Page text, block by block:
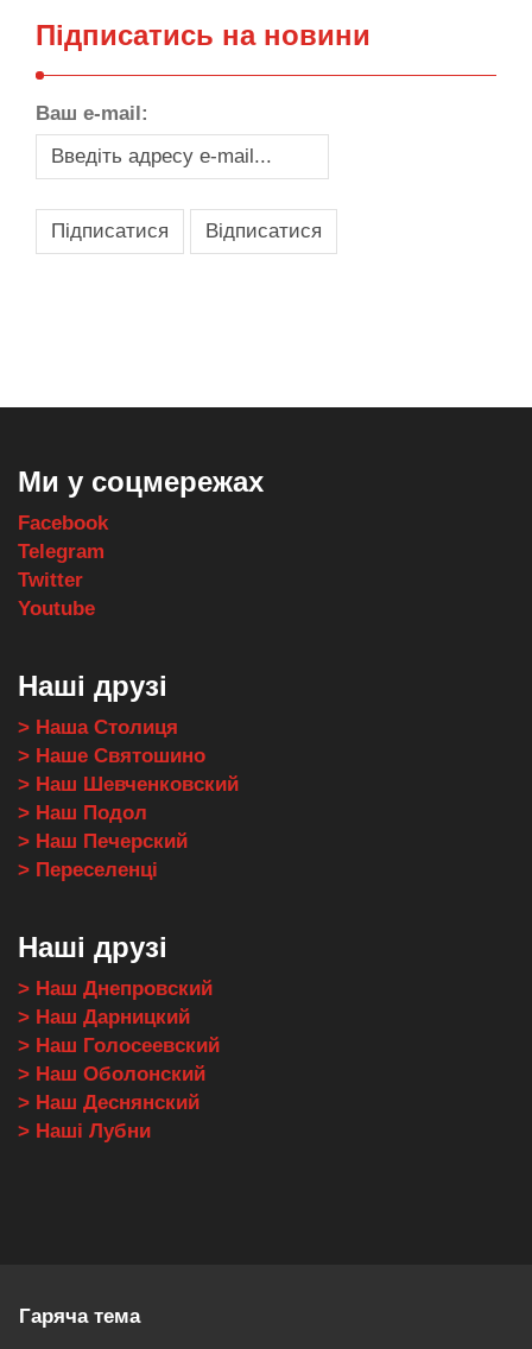
Підписатись на новини
Ваш e-mail:
Ми у соцмережах
Facebook
Telegram
Twitter
Youtube
Наші друзі
> Наша Столиця
> Наше Святошино
> Наш Шевченковский
> Наш Подол
> Наш Печерский
> Переселенці
Наші друзі
> Наш Днепровский
> Наш Дарницкий
> Наш Голосеевский
> Наш Оболонский
> Наш Деснянский
> Наші Лубни
Гаряча тема